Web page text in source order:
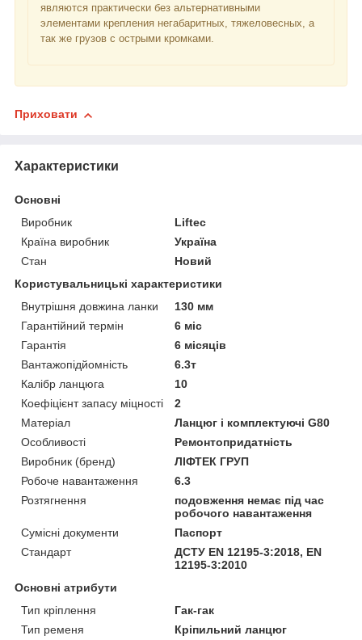
являются практически без альтернативными
элементами крепления негабаритных, тяжеловесных, а
так же грузов с острыми кромками.
Приховати
Характеристики
Основні
Виробник
Liftec
Країна виробник
Україна
Стан
Новий
Користувальницькі характеристики
Внутрішня довжина ланки
130 мм
Гарантійний термін
6 міс
Гарантія
6 місяців
Вантажопідйомність
6.3т
Калібр ланцюга
10
Коефіцієнт запасу міцності
2
Матеріал
Ланцюг і комплектуючі G80
Особливості
Ремонтопридатність
Виробник (бренд)
ЛІФТЕК ГРУП
Робоче навантаження
6.3
Розтягнення
подовження немає під час
робочого навантаження
Сумісні документи
Паспорт
Стандарт
ДСТУ EN 12195-3:2018, EN
12195-3:2010
Основні атрибути
Тип кріплення
Гак-гак
Тип ременя
Кріпильний ланцюг